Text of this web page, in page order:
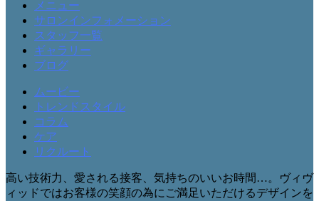
メニュー
サロンインフォメーション
スタッフ一覧
ギャラリー
ブログ
ムービー
トレンドスタイル
コラム
ケア
リクルート
高い技術力、愛される接客、気持ちのいいお時間…。ヴィヴ
ィッドではお客様の笑顔の為にご満足いただけるデザインを